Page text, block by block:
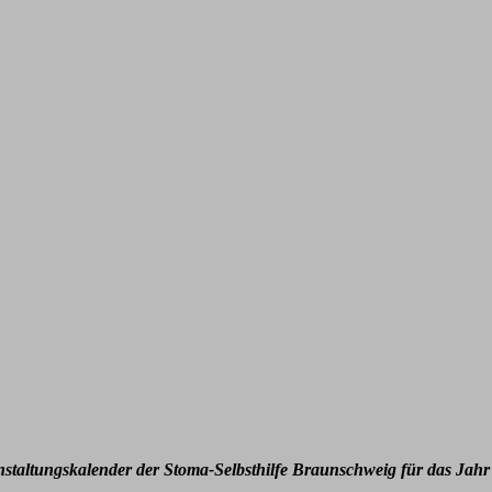
der Stoma-Selbsthilfe Braunschweig für das